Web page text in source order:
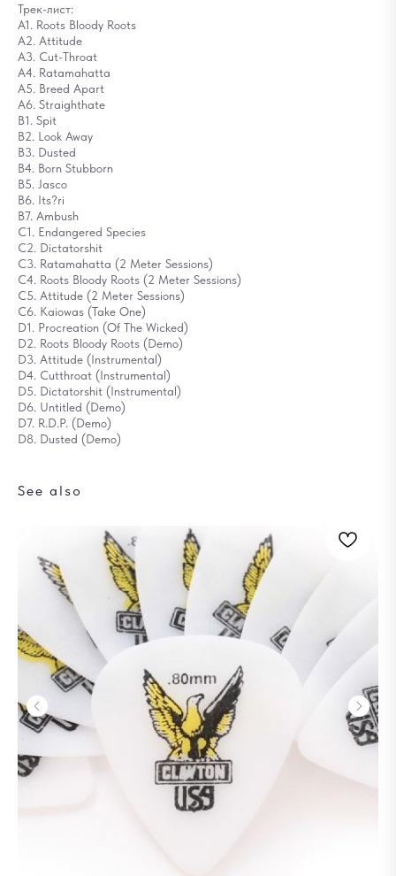
Трек-лист:
A1. Roots Bloody Roots
A2. Attitude
A3. Cut-Throat
A4. Ratamahatta
A5. Breed Apart
A6. Straighthate
B1. Spit
B2. Look Away
B3. Dusted
B4. Born Stubborn
B5. Jasco
B6. Its?ri
B7. Ambush
C1. Endangered Species
C2. Dictatorshit
C3. Ratamahatta (2 Meter Sessions)
C4. Roots Bloody Roots (2 Meter Sessions)
C5. Attitude (2 Meter Sessions)
C6. Kaiowas (Take One)
D1. Procreation (Of The Wicked)
D2. Roots Bloody Roots (Demo)
D3. Attitude (Instrumental)
D4. Cutthroat (Instrumental)
D5. Dictatorshit (Instrumental)
D6. Untitled (Demo)
D7. R.D.P. (Demo)
D8. Dusted (Demo)
See also